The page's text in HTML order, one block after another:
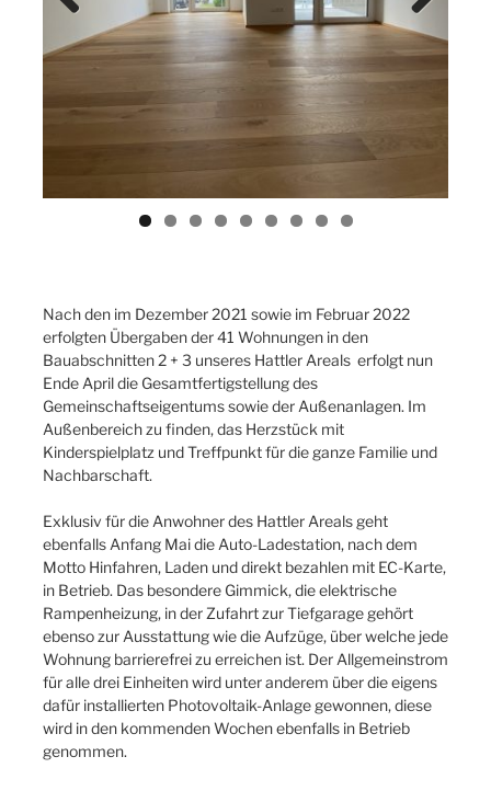
ous
Next
Nach den im Dezember 2021 sowie im Februar 2022
erfolgten Übergaben der 41 Wohnungen in den
Bauabschnitten 2 + 3 unseres Hattler Areals erfolgt nun
Ende April die Gesamtfertigstellung des
Gemeinschaftseigentums sowie der Außenanlagen. Im
Außenbereich zu finden, das Herzstück mit
Kinderspielplatz und Treffpunkt für die ganze Familie und
Nachbarschaft.
Exklusiv für die Anwohner des Hattler Areals geht
ebenfalls Anfang Mai die Auto-Ladestation, nach dem
Motto Hinfahren, Laden und direkt bezahlen mit EC-Karte,
in Betrieb. Das besondere Gimmick, die elektrische
Rampenheizung, in der Zufahrt zur Tiefgarage gehört
ebenso zur Ausstattung wie die Aufzüge, über welche jede
Wohnung barrierefrei zu erreichen ist. Der Allgemeinstrom
für alle drei Einheiten wird unter anderem über die eigens
dafür installierten Photovoltaik-Anlage gewonnen, diese
wird in den kommenden Wochen ebenfalls in Betrieb
genommen.